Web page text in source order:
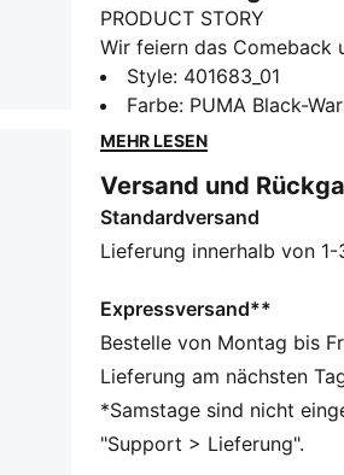
PRODUCT STORY
Wir feiern das Comeback
Indoor. In den frühen
einen jugendlichen Style.
Generation von morgen.
auf dem Spielfeld eine
mit dem ikonischen Logo
perfekt für die Tribüne
Reguläre Breite
Zehentyp: Abgerundet
Schnürung
Abnehmbare Zunge
PUMA Branding-Details
PUMA Branding-Details
Style: 401683_01
Farbe: PUMA Black-
MEHR LESEN
Versand und
Standardversand
Lieferung innerhalb von 1-
Expressversand**
Bestelle von Montag bis
Lieferung am nächsten
*Samstage sind nicht
"Support > Lieferung".